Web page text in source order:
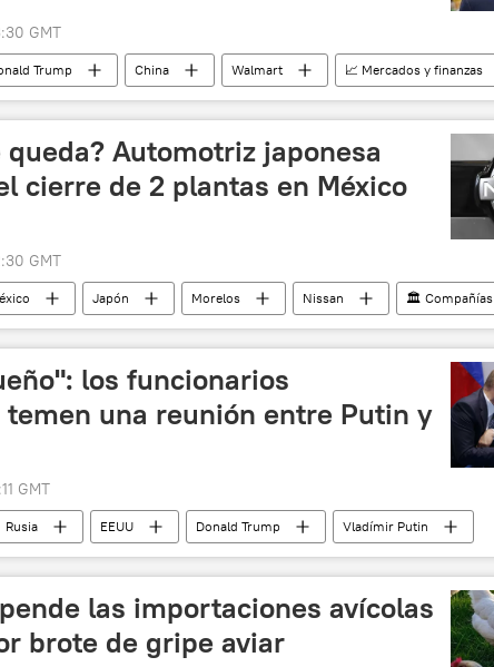
GMT
Trump China Walmart
📈 Mercados y finanzas
EEUU
queda? Automotriz japonesa
cierre de 2 plantas en México
GMT
Japón Morelos Nissan
🏛️ Compañías
📈 Mercados y finanzas
los funcionarios
una reunión entre Putin y
GMT
Rusia EEUU Donald Trump
Vladímir Putin
Europea (UE)
las importaciones avícolas
brote de gripe aviar